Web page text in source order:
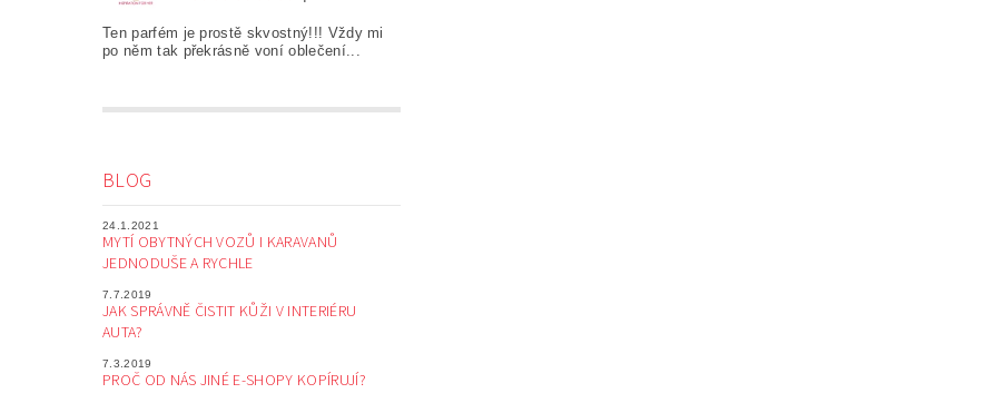
Ten parfém je prostě skvostný!!! Vždy mi
po něm tak překrásně voní oblečení...
BLOG
24.1.2021
MYTÍ OBYTNÝCH VOZŮ I KARAVANŮ
JEDNODUŠE A RYCHLE
7.7.2019
JAK SPRÁVNĚ ČISTIT KŮŽI V INTERIÉRU
AUTA?
7.3.2019
PROČ OD NÁS JINÉ E-SHOPY KOPÍRUJÍ?